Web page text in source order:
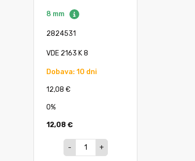
8 mm
2824531
VDE 2163 K 8
Dobava: 10 dni
12,08 €
0%
12,08 €
- +